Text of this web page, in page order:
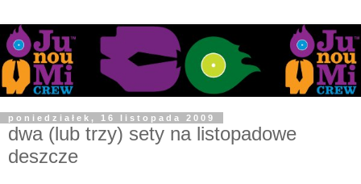
poniedziałek, 16 listopada 2009
dwa (lub trzy) sety na listopadowe
deszcze